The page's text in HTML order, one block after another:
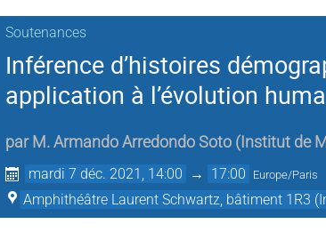
Soutenances
Inférence d’histoires
application à l’évolution
par M. Armando Arredondo Soto ( Institut de
mardi 7 déc. 2021, 14:00 → 17:00 Europe/Paris
Amphithéâtre Laurent Schwartz, bâtiment 1R3